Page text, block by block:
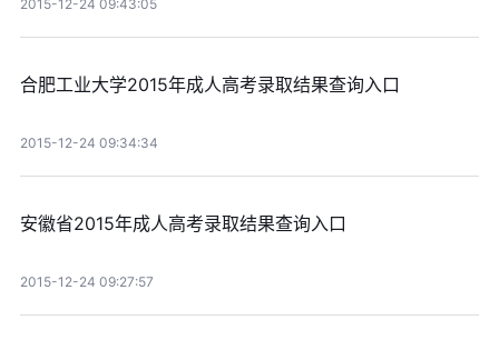
2015-12-24 09:43:05
合肥工业大学2015年成人高考录取结果查询入口
2015-12-24 09:34:34
安徽省2015年成人高考录取结果查询入口
2015-12-24 09:27:57